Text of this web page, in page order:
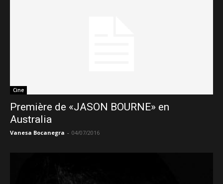
Cine
Première de «JASON BOURNE» en
Australia
Vanesa Bocanegra - 04/07/2016